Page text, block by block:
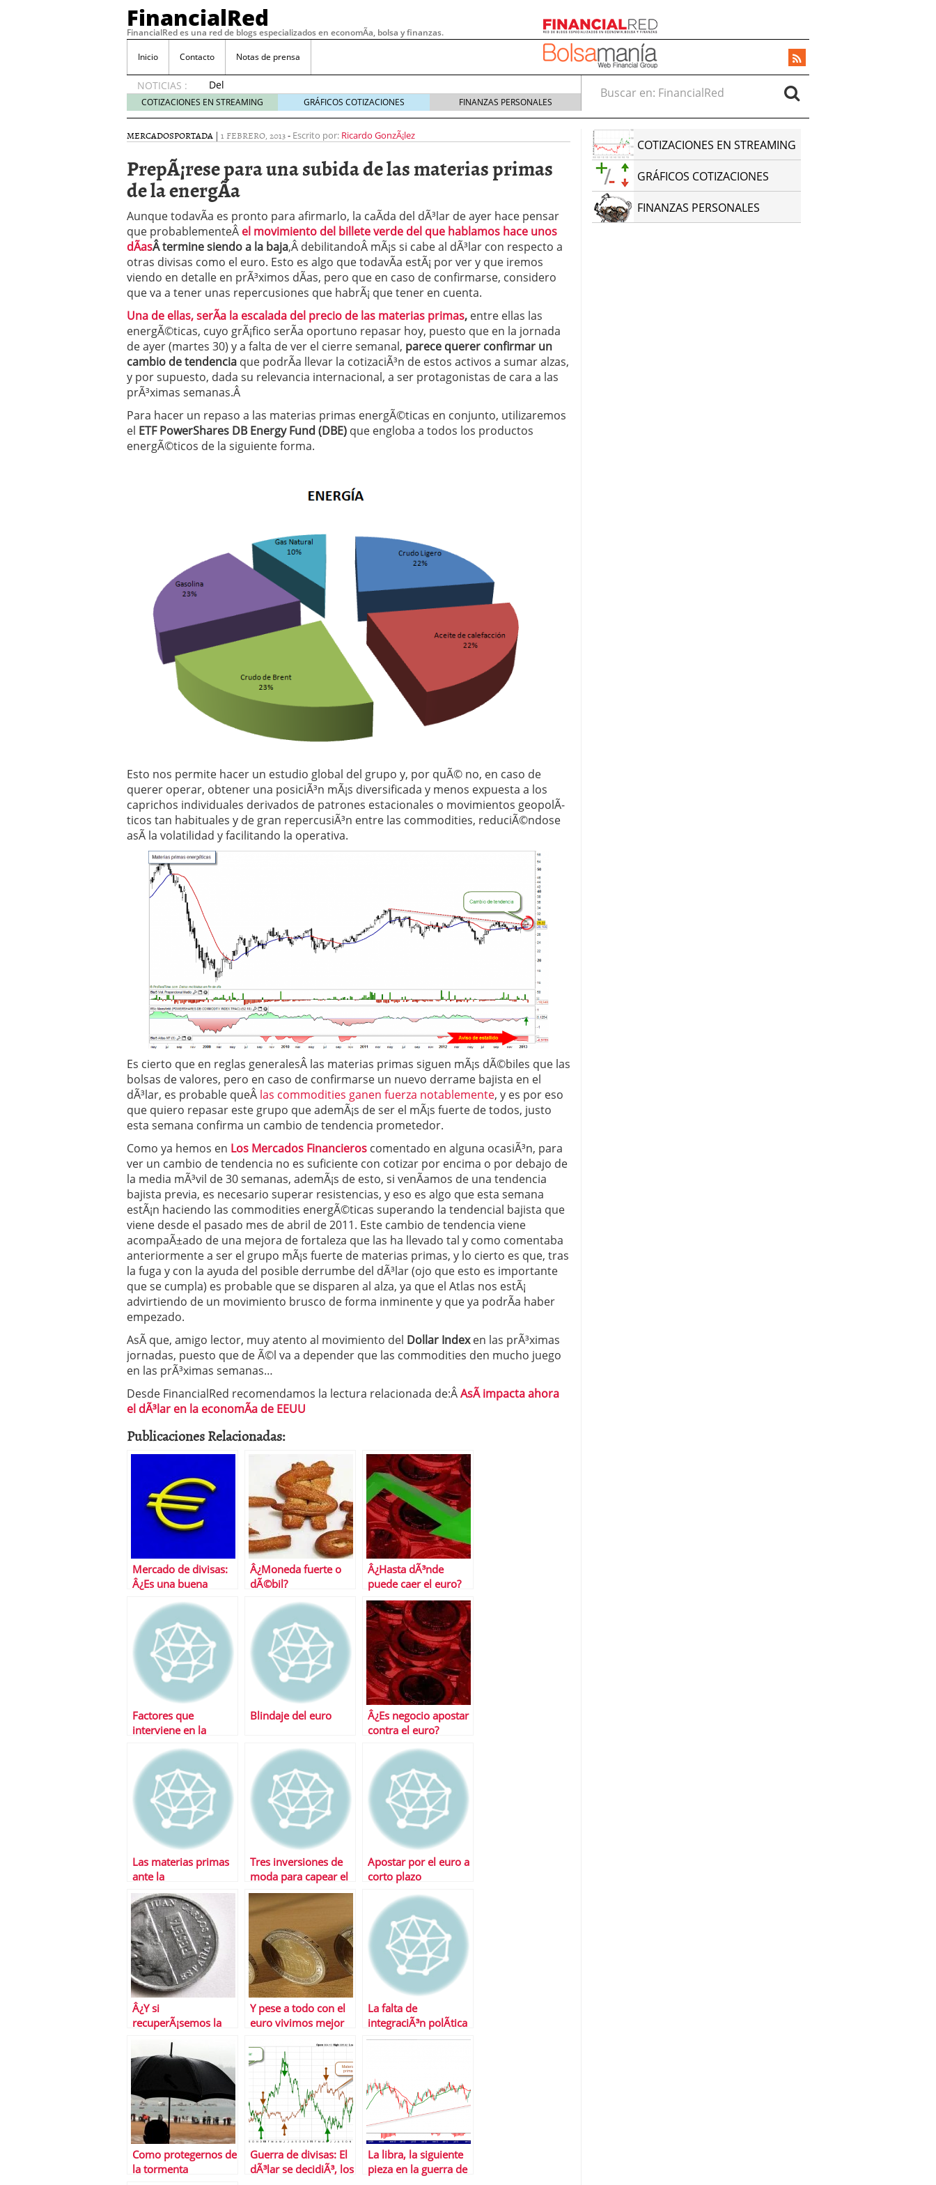
FinancialRed
FinancialRed es una red de blogs especializados en economÃ­a, bolsa y finanzas.
Inicio Contacto Notas de prensa
NOTICIAS :
Del
depósito
a la
cómo
cambiando
gestión
ahorro
en
España
05/08/2026
Seguros de convenio en pymes: la obligación que muchas empresas
descubren cuando ya es demasiado tarde 20/07/2026
ReseÃ±a de SIFX: Lo Que Deben Saber los Traders Mexicanos Antes de
Operar 29/06/2026
Crear empresa online vs proceso tradicional: ventajas reales para pymes
29/05/2026
CÃ³mo afrontar una baja mÃ©dica cuando trabajas por cuenta propia
26/05/2026
COTIZACIONES EN STREAMING GRÁFICOS COTIZACIONES FINANZAS PERSONALES
Buscar en:
MERCADOSPORTADA | 1 FEBRERO, 2013- Escrito por: Ricardo GonzÃ¡lez
PrepÃ¡rese para una subida de las materias primas
de la energÃ­a
Aunque todavÃ­a es pronto para afirmarlo, la caÃ­da del dÃ³lar de ayer hace pensar
que probablementeÂ el movimiento del billete verde del que hablamos hace unos
dÃ­asÂ termine siendo a la baja,Â debilitandoÂ mÃ¡s si cabe al dÃ³lar con respecto a
otras divisas como el euro. Esto es algo que todavÃ­a estÃ¡ por ver y que iremos
viendo en detalle en prÃ³ximos dÃ­as, pero que en caso de confirmarse, considero
que va a tener unas repercusiones que habrÃ¡ que tener en cuenta.
Una de ellas, serÃ­a la escalada del precio de las materias primas, entre ellas las
energÃ©ticas, cuyo grÃ¡fico serÃ­a oportuno repasar hoy, puesto que en la jornada
de ayer (martes 30) y a falta de ver el cierre semanal, parece querer confirmar un
cambio de tendencia que podrÃ­a llevar la cotizaciÃ³n de estos activos a sumar alzas,
y por supuesto, dada su relevancia internacional, a ser protagonistas de cara a las
prÃ³ximas semanas.Â
Para hacer un repaso a las materias primas energÃ©ticas en conjunto, utilizaremos
el ETF PowerShares DB Energy Fund (DBE) que engloba a todos los productos
energÃ©ticos de la siguiente forma.
Esto nos permite hacer un estudio global del grupo y, por quÃ© no, en caso de
querer operar, obtener una posiciÃ³n mÃ¡s diversificada y menos expuesta a los
caprichos individuales derivados de patrones estacionales o movimientos geopolÃ­
ticos tan habituales y de gran repercusiÃ³n entre las commodities, reduciÃ©ndose
asÃ­ la volatilidad y facilitando la operativa.
Es cierto que en reglas generalesÂ las materias primas siguen mÃ¡s dÃ©biles que las
bolsas de valores, pero en caso de confirmarse un nuevo derrame bajista en el
dÃ³lar, es probable queÂ las commodities ganen fuerza notablemente, y es por eso
que quiero repasar este grupo que ademÃ¡s de ser el mÃ¡s fuerte de todos, justo
esta semana confirma un cambio de tendencia prometedor.
Como ya hemos en Los Mercados Financieros comentado en alguna ocasiÃ³n, para
ver un cambio de tendencia no es suficiente con cotizar por encima o por debajo de
la media mÃ³vil de 30 semanas, ademÃ¡s de esto, si venÃ­amos de una tendencia
bajista previa, es necesario superar resistencias, y eso es algo que esta semana
estÃ¡n haciendo las commodities energÃ©ticas superando la tendencial bajista que
viene desde el pasado mes de abril de 2011. Este cambio de tendencia viene
acompaÃ±ado de una mejora de fortaleza que las ha llevado tal y como comentaba
anteriormente a ser el grupo mÃ¡s fuerte de materias primas, y lo cierto es que, tras
la fuga y con la ayuda del posible derrumbe del dÃ³lar (ojo que esto es importante
que se cumpla) es probable que se disparen al alza, ya que el Atlas nos estÃ¡
advirtiendo de un movimiento brusco de forma inminente y que ya podrÃ­a haber
empezado.
AsÃ­ que, amigo lector, muy atento al movimiento del Dollar Indexen las prÃ³ximas
jornadas, puesto que de Ã©l va a depender que las commodities den mucho juego
en las prÃ³ximas semanas…
Desde FinancialRed recomendamos la lectura relacionada de:ÂAsÃ­ impacta ahora
el dÃ³lar en la economÃ­a de EEUU
Publicaciones Relacionadas:
Mercado de divisas:
Â¿Es una buena
ellas?
Â¿Moneda fuerte o
dÃ©bil?
Â¿Hasta dÃ³nde
puede caer el euro?
Factores que
interviene en la
de divisas
Blindaje del euro
Â¿Es negocio apostar
contra el euro?
Las materias primas
ante la
revalorizaciÃ³n del
yuan
Tres inversiones de
moda para capear el
temporal
Apostar por el euro a
corto plazo
Â¿Y si
recuperÃ¡semos la
Y pese a todo con el
euro vivimos mejor
La falta de
integraciÃ³n polÃ­tica
pasa factura a Europa
Como protegernos de
la tormenta
Guerra de divisas: El
dÃ³lar se decidiÃ³, los
La libra, la siguiente
pieza en la guerra de
COTIZACIONES EN STREAMING
GRÁFICOS COTIZACIONES
FINANZAS PERSONALES